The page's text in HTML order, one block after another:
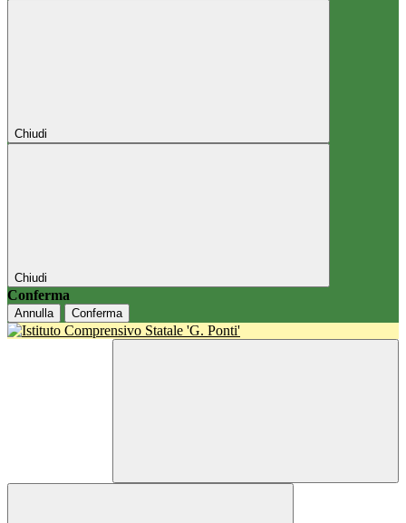
Chiudi
Chiudi
Conferma
Annulla Conferma